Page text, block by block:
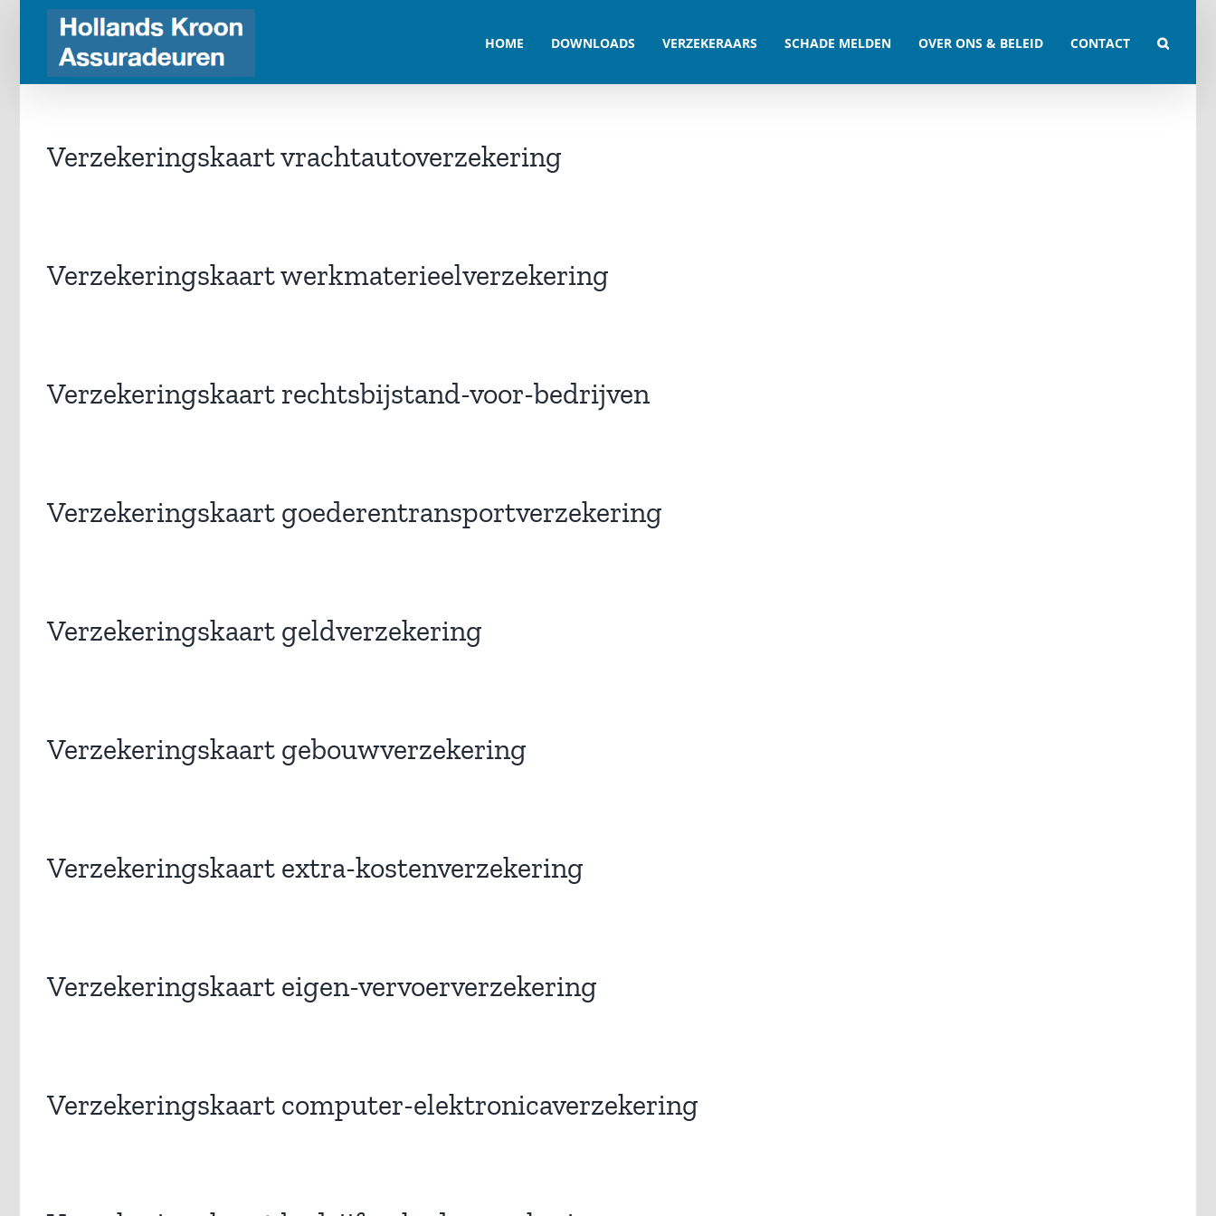
HOME DOWNLOADS VERZEKERAARS SCHADE MELDEN OVER ONS & BELEID CONTACT
Verzekeringskaart vrachtautoverzekering
Verzekeringskaart werkmaterieelverzekering
Verzekeringskaart rechtsbijstand-voor-bedrijven
Verzekeringskaart goederentransportverzekering
Verzekeringskaart geldverzekering
Verzekeringskaart gebouwverzekering
Verzekeringskaart extra-kostenverzekering
Verzekeringskaart eigen-vervoerverzekering
Verzekeringskaart computer-elektronicaverzekering